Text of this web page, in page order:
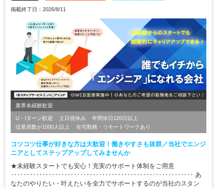
掲載終了日：2026/8/11
業界未経験歓迎
U・Iターン歓迎 土日祝休み
年間休日120日以上
従業員数が1000人以上
在宅勤務・リモートワークあり
コツコツ仕事が好きな方は大歓迎！働きやすさも抜群／当社でエンジ
ニアとしてステップアップしてみませんか
★未経験スタートでも安心！充実のサポート体制をご用意
‥‥‥‥‥‥‥‥‥‥‥‥‥‥‥‥‥‥‥‥‥‥‥‥‥‥‥‥‥ あ
なたのやりたい・叶えたいを全力でサポートするのが当社のスタン